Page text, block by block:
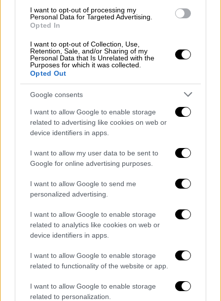
I want to opt-out of processing my
Personal Data for Targeted Advertising.
Opted In
I want to opt-out of Collection, Use,
Retention, Sale, and/or Sharing of my
Personal Data that Is Unrelated with the
Purposes for which it was collected.
Opted Out
Google consents
I want to allow Google to enable storage
related to advertising like cookies on web or
device identifiers in apps.
I want to allow my user data to be sent to
Google for online advertising purposes.
I want to allow Google to send me
personalized advertising.
I want to allow Google to enable storage
related to analytics like cookies on web or
device identifiers in apps.
I want to allow Google to enable storage
related to functionality of the website or app.
I want to allow Google to enable storage
related to personalization.
Γιατί στη εκπομπή του δεν παίζει όταν
ξεσκίζω τον Μητσοτάκη στην εκπομπή; Γιατί
εγώ τους ξεσκίζω όλους.
λέξη «ξεφτιλίζω»; Ναι. Με την κριτική μου,
λέω, τους ξεφτιλίζω όλους. Και τον Τσίπρα
και την Καρυστιανού, σαν πολιτικό.
Ξεχωρίζω τη μάνα, τη χαροκαμένη. Τον
Μητσοτάκη, όλους. Την αστυνομία, την
πολιτεία. Καθημερινά αυτό κάνω. Τα βάζω με
αυτούς που θεωρώ ότι έχουν εξουσία. Αυτό
κάνω. Έτσι έχω μάθει να κάνω. Τι κάνεις
όμως; Δεν βάζεις αυτά που λέτε για τον
έχεις ένα αφήγημα μετά. Αυτή είναι η
ξεφτίλα.Να λες ψέματα, να παραποιείς μία
αλήθεια για να δημιουργείς ένα αφήγημα
Αλλά τι περιμένεις από τον άνθρωπο που
ξεφτίλιζε επί σειρά ετών μία συνάδελφό
του και έλεγε ότι το τρένο παίζει καλύτερα
από αυτήν; Που κουνούσε το χέρι σε έναν